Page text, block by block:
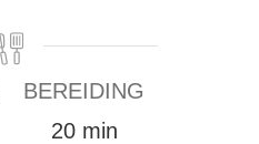
BEREIDING
20minuten
min